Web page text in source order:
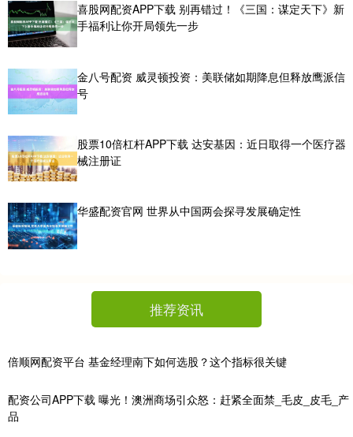
喜股网配资APP下载 别再错过！《三国：谋定天下》新
手福利让你开局领先一步
金八号配资 威灵顿投资：美联储如期降息但释放鹰派信
号
股票10倍杠杆APP下载 达安基因：近日取得一个医疗器
械注册证
华盛配资官网 世界从中国两会探寻发展确定性
推荐资讯
倍顺网配资平台 基金经理南下如何选股？这个指标很关键
配资公司APP下载 曝光！澳洲商场引众怒：赶紧全面禁_毛皮_皮毛_产
品